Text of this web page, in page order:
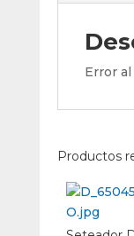
Error
Productos